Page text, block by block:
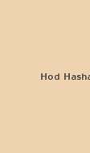
Hod